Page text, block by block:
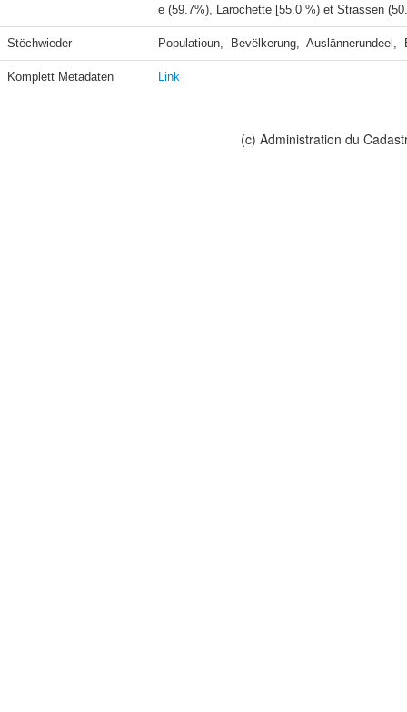
e (59.7%), Larochette [55.0 %) et Strassen
Stëchwieder Populatioun,  Bevëlkerung,  Auslännerundeel,
Komplett Metadaten Link
(c) Administration du